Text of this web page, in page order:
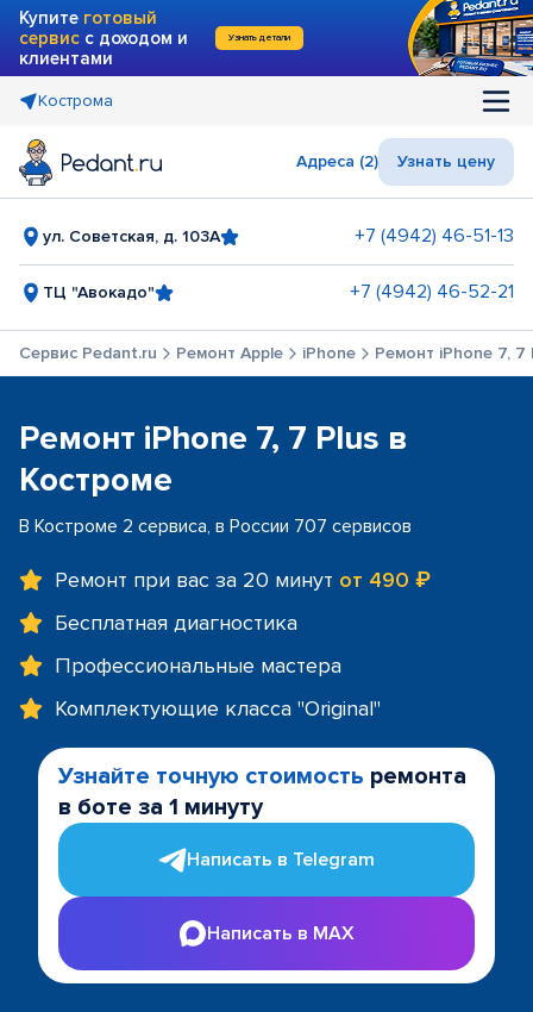
Купите готовый
сервис с доходом и
клиентами
Узнать детали
Кострома
Адреса (2) Узнать цену
ул. Советская, д. 103А +7 (4942) 46-51-13
ТЦ "Авокадо" +7 (4942) 46-52-21
Сервис Pedant.ru Ремонт Apple iPhone Ремонт iPhone 7, 7
Ремонт iPhone 7, 7 Plus в
Костроме
В Костроме 2 сервиса, в России 707 сервисов
Ремонт при вас за 20 минут от 490 ₽
Бесплатная диагностика
Профессиональные мастера
Комплектующие класса "Original"
Узнайте точную стоимость ремонта
в боте за 1 минуту
Написать в Telegram
Написать в MAX